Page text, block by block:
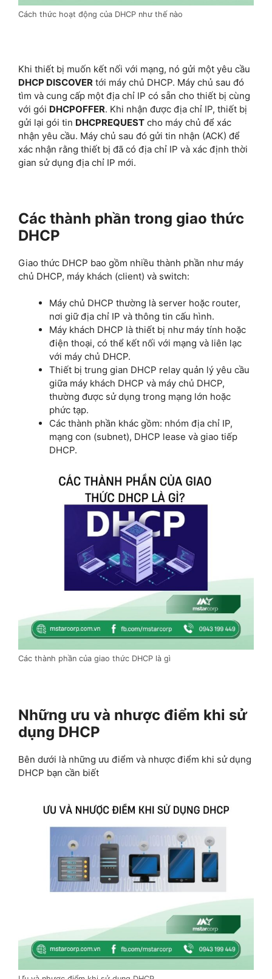
Cách thức hoạt động của DHCP như thế nào
Khi thiết bị muốn kết nối với mạng, nó gửi một yêu cầu
DHCP DISCOVER tới máy chủ DHCP. Máy chủ sau đó
tìm và cung cấp một địa chỉ IP có sẵn cho thiết bị cùng
với gói DHCPOFFER. Khi nhận được địa chỉ IP, thiết bị
gửi lại gói tin DHCPREQUEST cho máy chủ để xác
nhận yêu cầu. Máy chủ sau đó gửi tin nhận (ACK) để
xác nhận rằng thiết bị đã có địa chỉ IP và xác định thời
gian sử dụng địa chỉ IP mới.
Các thành phần trong giao thức
DHCP
Giao thức DHCP bao gồm nhiều thành phần như máy
chủ DHCP, máy khách (client) và switch:
Máy chủ DHCP thường là server hoặc router,
nơi giữ địa chỉ IP và thông tin cấu hình.
Máy khách DHCP là thiết bị như máy tính hoặc
điện thoại, có thể kết nối với mạng và liên lạc
với máy chủ DHCP.
Thiết bị trung gian DHCP relay quản lý yêu cầu
giữa máy khách DHCP và máy chủ DHCP,
thường được sử dụng trong mạng lớn hoặc
phức tạp.
Các thành phần khác gồm: nhóm địa chỉ IP,
mạng con (subnet), DHCP lease và giao tiếp
DHCP.
Các thành phần của giao thức DHCP là gì
Những ưu và nhược điểm khi sử
dụng DHCP
Bên dưới là những ưu điểm và nhược điểm khi sử dụng
DHCP bạn cần biết